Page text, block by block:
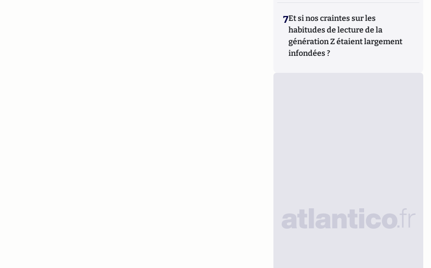
7Et si nos craintes sur les
habitudes de lecture de la
génération Z étaient largement
infondées ?